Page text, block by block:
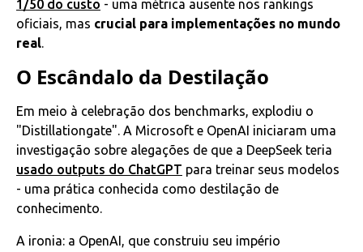
1/50 do custo - uma métrica ausente nos rankings
oficiais, mas crucial para implementações no mundo
real.
O Escândalo da Destilação
Em meio à celebração dos benchmarks, explodiu o
"Distillationgate". A Microsoft e OpenAI iniciaram uma
investigação sobre alegações de que a DeepSeek teria
usado outputs do ChatGPT para treinar seus modelos
- uma prática conhecida como destilação de
conhecimento.
A ironia: a OpenAI, que construiu seu império